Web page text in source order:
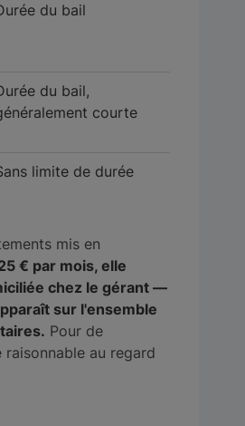
du bail
du bail,
courte
limite de durée
mis en
€ par mois, elle
chez le gérant —
sur l'ensemble
Pour de
au regard